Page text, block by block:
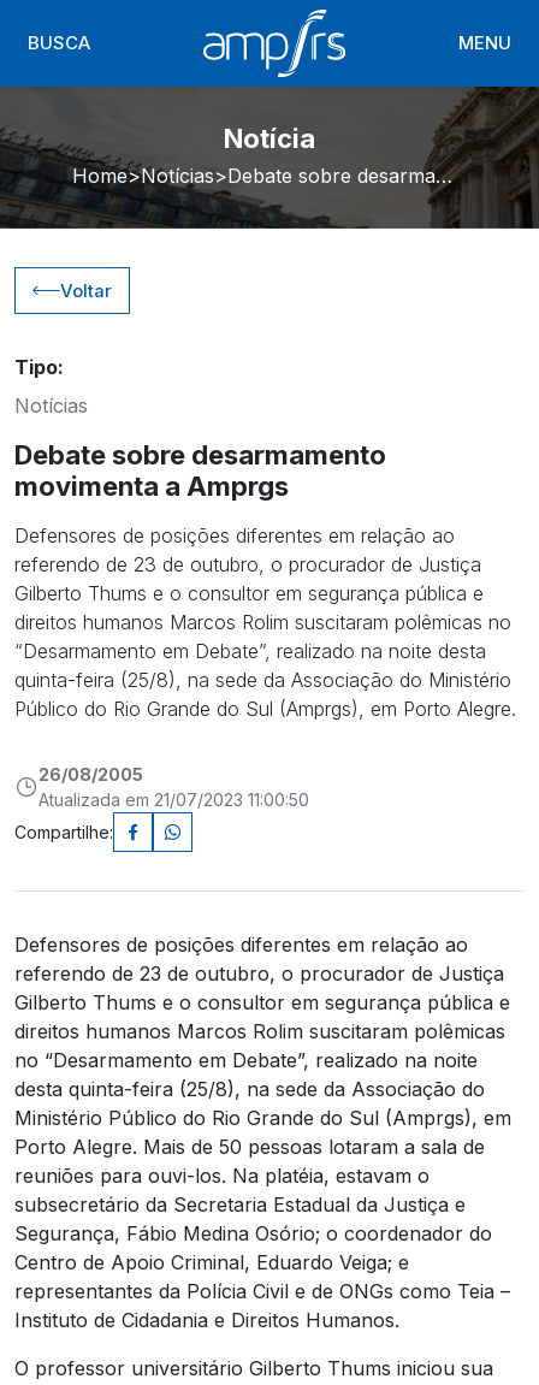
BUSCA MENU
Notícia
Home Notícias Debate sobre desarmamento movimenta a Amprgs
Voltar
Tipo:
Notícias
Debate sobre desarmamento
movimenta a Amprgs
Defensores de posições diferentes em relação ao
referendo de 23 de outubro, o procurador de Justiça
Gilberto Thums e o consultor em segurança pública e
direitos humanos Marcos Rolim suscitaram polêmicas no
“Desarmamento em Debate”, realizado na noite desta
quinta-feira (25/8), na sede da Associação do Ministério
Público do Rio Grande do Sul (Amprgs), em Porto Alegre.
26/08/2005
Atualizada em 21/07/2023 11:00:50
Compartilhe:
Defensores de posições diferentes em relação ao
referendo de 23 de outubro, o procurador de Justiça
Gilberto Thums e o consultor em segurança pública e
direitos humanos Marcos Rolim suscitaram polêmicas
no “Desarmamento em Debate”, realizado na noite
desta quinta-feira (25/8), na sede da Associação do
Ministério Público do Rio Grande do Sul (Amprgs), em
Porto Alegre. Mais de 50 pessoas lotaram a sala de
reuniões para ouvi-los. Na platéia, estavam o
subsecretário da Secretaria Estadual da Justiça e
Segurança, Fábio Medina Osório; o coordenador do
Centro de Apoio Criminal, Eduardo Veiga; e
representantes da Polícia Civil e de ONGs como Teia –
Instituto de Cidadania e Direitos Humanos.
O professor universitário Gilberto Thums iniciou sua